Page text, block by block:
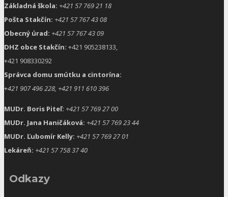
Základná škola: +421 57 769 21 18
Pošta Stakčín: +421 57 767 43 08
Obecný úrad: +421 57 767 43 09
DHZ obce Stakčín: +421 905238133,
+421 908330292
Správca domu smútku a cintorína:
+421 907 496 228, +421 911 610 396
MUDr. Boris Piteľ: +421 57 769 27 00
MUDr. Jana Haničáková: +421 57 769 23 44
MUDr. Ľubomír Kelly: +421 57 769 27 01
Lekáreň: +421 57 758 37 40
Odkazy